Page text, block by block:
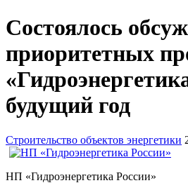
Состоялось
приоритетных
будущий год
Строительство объектов энергетики
НП «Гидроэнергетика России»